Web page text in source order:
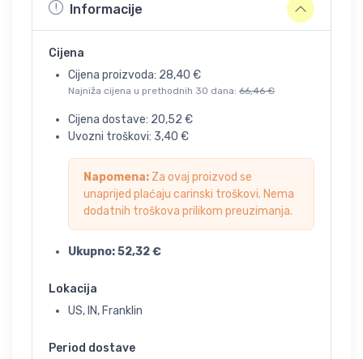
Informacije
Cijena
Cijena proizvoda: 28,40 €
Najniža cijena u prethodnih 30 dana: 66,46 €
Cijena dostave: 20,52 €
Uvozni troškovi: 3,40 €
Napomena: Za ovaj proizvod se
unaprijed plaćaju carinski troškovi. Nema
dodatnih troškova prilikom preuzimanja.
Ukupno:52,32€
Lokacija
US, IN, Franklin
Period dostave